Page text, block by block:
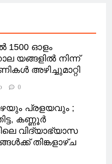
1500 ഓളം
യങ്ങളിൽ നിന്ന്
അഴിച്ചുമാറ്റി
0
പ്രളയവും ;
കണ്ണൂർ
വിദ്യാഭ്യാസ
തിങ്കളാഴ്ച